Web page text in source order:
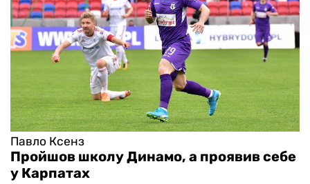
Павло Ксенз
Пройшов школу Динамо, а проявив себе
у Карпатах